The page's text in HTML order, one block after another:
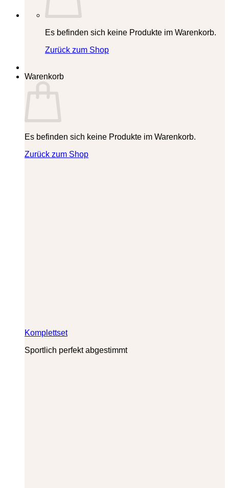
Es befinden sich keine Produkte im Warenkorb.
Zurück zum Shop
Warenkorb
Es befinden sich keine Produkte im Warenkorb.
Zurück zum Shop
Komplettset
Sportlich perfekt abgestimmt